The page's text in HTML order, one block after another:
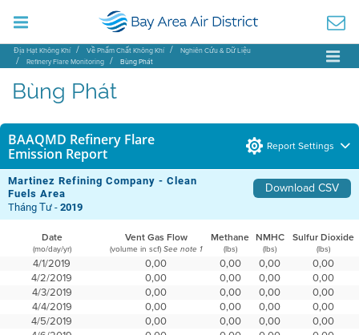
Địa Hạt Không Khí Về Phẩm Chất Không Khí
Nghiên Cứu & Dữ Liệu
Refinery Flare Monitoring
Bùng Phát
Bùng Phát
BAAQMD Refinery Flare
Emission Report
Report Settings
Martinez Refining Company - Clean
Fuels Area
Download CSV
Tháng Tư -2019
Date Vent Gas Flow Methane NMHC Sulfur Dioxide
(mo/day/yr) (volume in scf) See note 1 (lbs) (lbs) (lbs)
4/1/2019 0,00 0,00 0,00
0,00
4/2/2019
0,00 0,00 0,00
0,00
4/3/2019
0,00 0,00 0,00
0,00
4/4/2019
0,00 0,00 0,00
0,00
4/5/2019
0,00 0,00 0,00
0,00